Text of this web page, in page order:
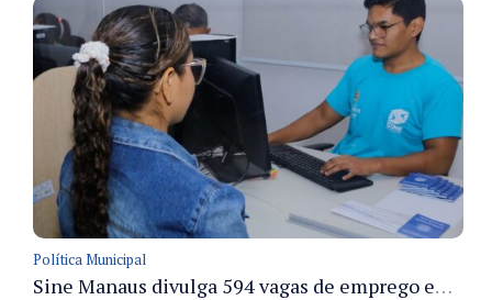
Política Municipal
Sine Manaus divulga 594 vagas de emprego em Manaus com atendimento presencial nesta segunda-feira